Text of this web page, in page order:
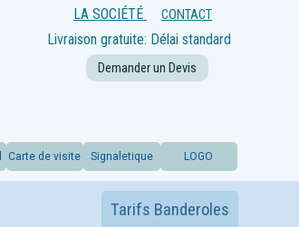
LA SOCIÉTÉ CONTACT
Demander un Devis
Livraison gratuite: Délai standard
offert
Carte de visite Signaletique LOGO
Tarifs Banderoles